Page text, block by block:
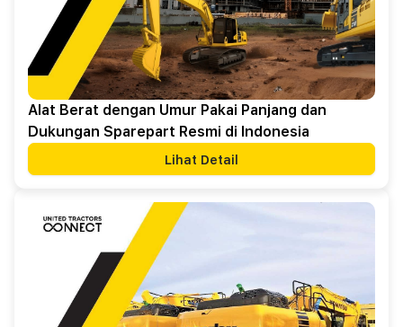
Alat Berat dengan Umur Pakai Panjang dan
Dukungan Sparepart Resmi di Indonesia
Lihat Detail